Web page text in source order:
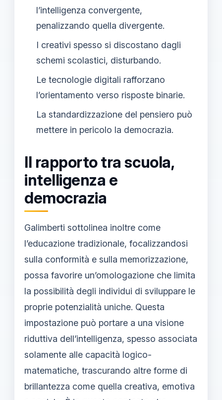
l’intelligenza convergente,
penalizzando quella divergente.
I creativi spesso si discostano dagli
schemi scolastici, disturbando.
Le tecnologie digitali rafforzano
l’orientamento verso risposte binarie.
La standardizzazione del pensiero può
mettere in pericolo la democrazia.
Il rapporto tra scuola,
intelligenza e
democrazia
Galimberti sottolinea inoltre come
l’educazione tradizionale, focalizzandosi
sulla conformità e sulla memorizzazione,
possa favorire un’omologazione che limita
la possibilità degli individui di sviluppare le
proprie potenzialità uniche. Questa
impostazione può portare a una visione
riduttiva dell’intelligenza, spesso associata
solamente alle capacità logico-
matematiche, trascurando altre forme di
brillantezza come quella creativa, emotiva